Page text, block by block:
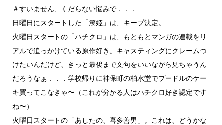
＃すいません、くだらない悩みで．．．
日曜日にスタートした「篤姫」は、キープ決定。
火曜日スタートの「ハチクロ」は、もともとマンガの連載をリ
アルで追っかけている原作好き。キャスティングにクレームつ
けたいんだけど、きっと最後まで文句をいいながら見ちゃうん
だろうなぁ．．．学校帰りに神保町の柏水堂でプードルのケー
キ買ってこなきゃ〜（これが分かる人はハチクロ好き認定です
ね〜）
火曜日スタートの「あしたの、喜多善男」。これは、どうかな